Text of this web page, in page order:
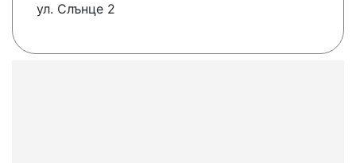
ул. Слънце 2